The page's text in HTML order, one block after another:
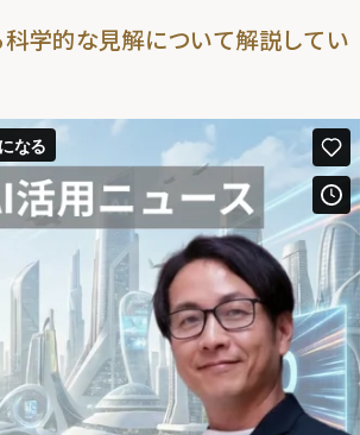
学的な見解について解説してい